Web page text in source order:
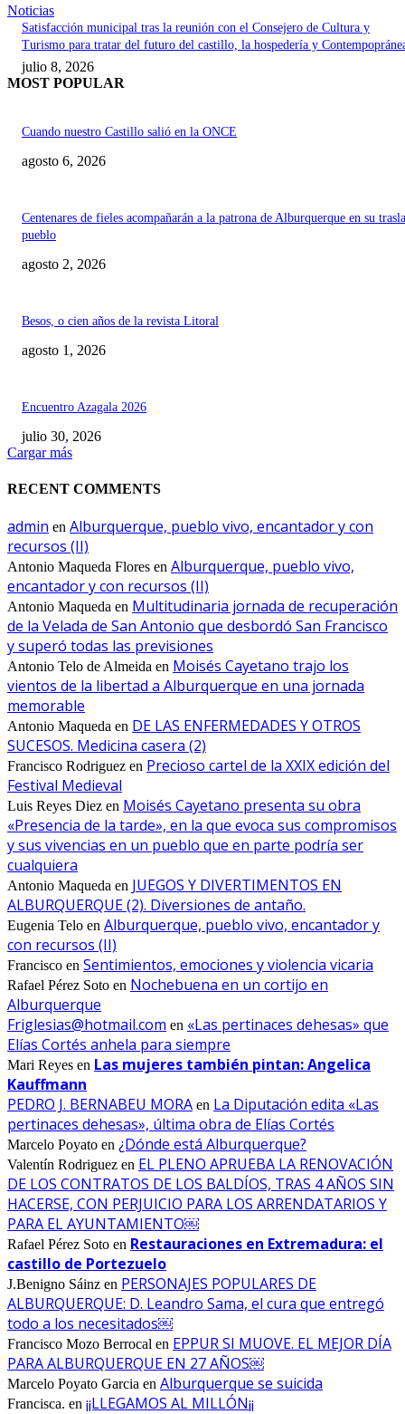
Noticias
Satisfacción municipal tras la reunión con el Consejero de Cultura y
Turismo para tratar del futuro del castillo, la hospedería y
julio 8, 2026
MOST POPULAR
Cuando nuestro Castillo salió en la ONCE
agosto 6, 2026
Centenares de fieles acompañarán a la patrona de Alburquerque en su
pueblo
agosto 2, 2026
Besos, o cien años de la revista Litoral
agosto 1, 2026
Encuentro Azagala 2026
julio 30, 2026
Cargar más
RECENT COMMENTS
admin en Alburquerque, pueblo vivo, encantador y con
recursos (II)
Antonio Maqueda Flores en Alburquerque, pueblo vivo,
encantador y con recursos (II)
Antonio Maqueda en Multitudinaria jornada de recuperación
de la Velada de San Antonio que desbordó San Francisco
y superó todas las previsiones
Antonio Telo de Almeida en Moisés Cayetano trajo los
vientos de la libertad a Alburquerque en una jornada
memorable
Antonio Maqueda en DE LAS ENFERMEDADES Y OTROS
SUCESOS. Medicina casera (2)
Francisco Rodriguez en Precioso cartel de la XXIX edición del
Festival Medieval
Luis Reyes Diez en Moisés Cayetano presenta su obra
«Presencia de la tarde», en la que evoca sus compromisos
y sus vivencias en un pueblo que en parte podría ser
cualquiera
Antonio Maqueda en JUEGOS Y DIVERTIMENTOS EN
ALBURQUERQUE (2). Diversiones de antaño.
Eugenia Telo en Alburquerque, pueblo vivo, encantador y
con recursos (II)
Francisco en Sentimientos, emociones y violencia vicaria
Rafael Pérez Soto en Nochebuena en un cortijo en
Alburquerque
Friglesias@hotmail.com en «Las pertinaces dehesas» que
Elías Cortés anhela para siempre
Mari Reyes en Las mujeres también pintan: Angelica
Kauffmann
PEDRO J. BERNABEU MORA en La Diputación edita «Las
pertinaces dehesas», última obra de Elías Cortés
Marcelo Poyato en ¿Dónde está Alburquerque?
Valentín Rodriguez en EL PLENO APRUEBA LA RENOVACIÓN
DE LOS CONTRATOS DE LOS BALDÍOS, TRAS 4 AÑOS SIN
HACERSE, CON PERJUICIO PARA LOS ARRENDATARIOS Y
PARA EL AYUNTAMIENTO￼
Rafael Pérez Soto en Restauraciones en Extremadura: el
castillo de Portezuelo
J.Benigno Sáinz en PERSONAJES POPULARES DE
ALBURQUERQUE: D. Leandro Sama, el cura que entregó
todo a los necesitados￼
Francisco Mozo Berrocal en EPPUR SI MUOVE. EL MEJOR DÍA
PARA ALBURQUERQUE EN 27 AÑOS￼
Marcelo Poyato Garcia en Alburquerque se suicida
Francisca. en ¡¡LLEGAMOS AL MILLÓN¡¡